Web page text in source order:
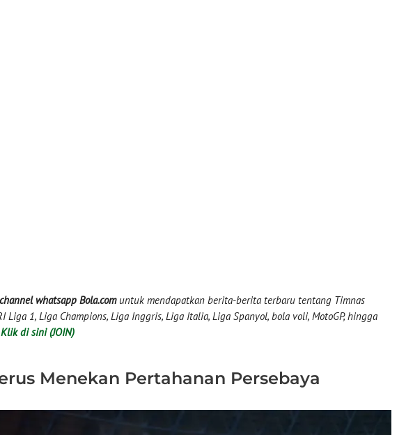
channel whatsapp Bola.comuntuk mendapatkan berita-berita terbaru tentang Timnas
Liga 1, Liga Champions, Liga Inggris, Liga Italia, Liga Spanyol, bola voli, MotoGP, hingga
Klik di sini (JOIN)
Menekan Pertahanan Persebaya